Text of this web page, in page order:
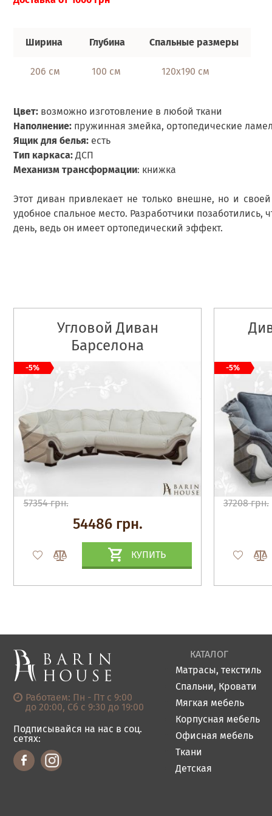
Ширина Глубина Спальные размеры
206 см 100 см 120х190 см
Цвет: возможно изготовление в любой ткани
Наполнение: пружинная змейка, ортопедические
Ящик для белья: есть
Тип каркаса:ДСП
Механизм трансформации: книжка
Этот диван привлекает не только внешне, но и
удобное спальное место. Разработчики
день, ведь он имеет ортопедический эффект.
Угловой Диван
Барселона
57354 грн.
54486 грн.
КУПИТЬ
-5%
37208 грн.
-5%
Работаем: Пн - Пт с 9:00
до 20:00, Сб с 9:30 до 19:00
Подписывайся на нас в соц.
сетях:
КАТАЛОГ
Матрасы, текстиль
Спальни, Кровати
Мягкая мебель
Корпусная мебель
Офисная мебель
Ткани
Детская